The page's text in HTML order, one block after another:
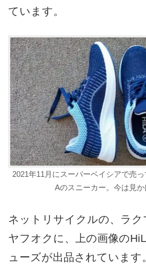
ています。
2021年11月にスーパーベイシアで売っ
Aのスニーカー。今は見か
ネットリサイクルの、ラク
ヤフオクに、上の画像の
ューズが出品されています